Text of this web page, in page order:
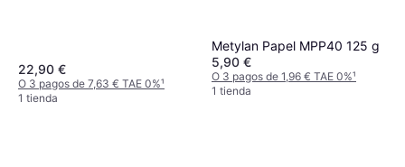
22,90 €
O 3 pagos de 7,63 € TAE 0%¹
1 tienda
Metylan Papel MPP40 125 g
5,90 €
O 3 pagos de 1,96 € TAE 0%¹
1 tienda